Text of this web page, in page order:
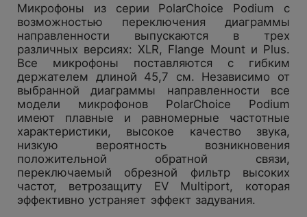
Микрофоны из серии PolarChoice Podium с
возможностью переключения диаграммы
направленности выпускаются в трех
различных версиях: XLR, Flange Mount и Plus.
Все микрофоны поставляются с гибким
держателем длиной 45,7 см. Независимо от
выбранной диаграммы направленности все
модели микрофонов PolarChoice Podium
имеют плавные и равномерные частотные
характеристики, высокое качество звука,
низкую вероятность возникновения
положительной обратной связи,
переключаемый обрезной фильтр высоких
частот, ветрозащиту EV Multiport, которая
эффективно устраняет эффект задувания.